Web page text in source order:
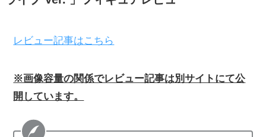
レビュー記事はこちら
※画像容量の関係でレビュー記事は別サイトにて公
開しています。